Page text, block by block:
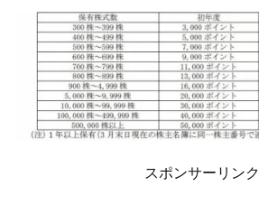
スポンサーリンク